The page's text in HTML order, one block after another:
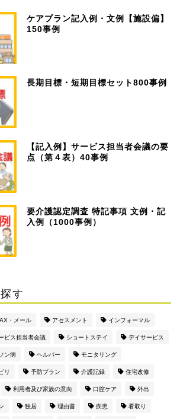
ケアプラン記入例・文例【施設偏】
150事例
長期目標・短期目標セット800事例
【記入例】サービス担当者会議の要
点（第４表）40事例
要介護認定調査 特記事項 文例・記
入例（1000事例）
す
・メール アセスメント インフォーマル
ビス担当者会議 ショートステイ デイサービス
ン病 ヘルパー モニタリング
リ 予防プラン 介護記録 住宅改修
利用者及び家族の意向 口腔ケア 外出
独居 理由書 疾患 看取り